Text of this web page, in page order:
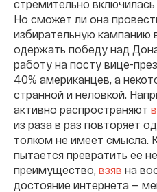
стремительно
Но сможет ли она
избирательную кампанию
одержать победу над
работу на посту вице-
40% американцев, а
странной и неловкой.
активно распространяют
из раза в раз повторяет
толком не имеет смысла.
пытается превратить ее
преимущество, взяв на
достояние интернета —